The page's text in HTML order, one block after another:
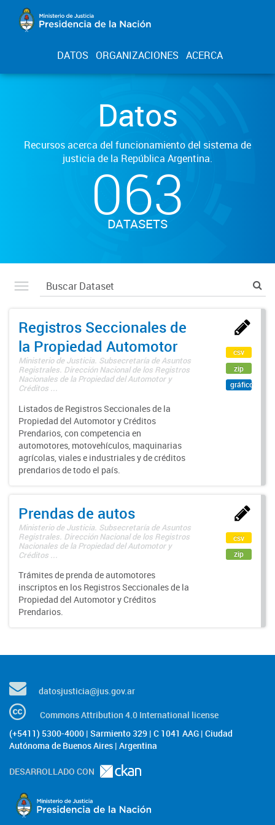
DATOS ORGANIZACIONES ACERCA
Datos
Recursos acerca del funcionamiento del sistema de
justicia de la República Argentina.
063
DATASETS
Registros Seccionales de
la Propiedad Automotor
Ministerio de Justicia. Subsecretaría de Asuntos
Registrales. Dirección Nacional de los Registros
Nacionales de la Propiedad del Automotor y
Créditos ...
Listados de Registros Seccionales de la
Propiedad del Automotor y Créditos
Prendarios, con competencia en
automotores, motovehículos, maquinarias
agrícolas, viales e industriales y de créditos
prendarios de todo el país.
csv
zip
gráfico
Prendas de autos
Ministerio de Justicia. Subsecretaría de Asuntos
Registrales. Dirección Nacional de los Registros
Nacionales de la Propiedad del Automotor y
Créditos ...
Trámites de prenda de automotores
inscriptos en los Registros Seccionales de la
Propiedad del Automotor y Créditos
Prendarios.
csv
zip
datosjusticia@jus.gov.ar
Commons Attribution 4.0 International license
(+5411) 5300-4000 | Sarmiento 329 | C 1041 AAG | Ciudad
Autónoma de Buenos Aires | Argentina
DESARROLLADO CON